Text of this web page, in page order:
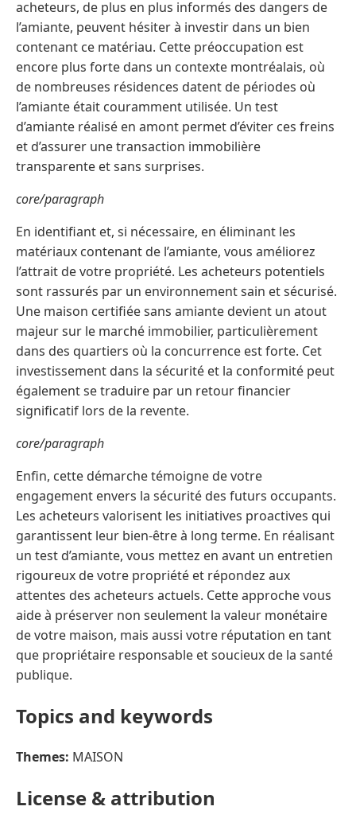
acheteurs, de plus en plus informés des dangers de
l’amiante, peuvent hésiter à investir dans un bien
contenant ce matériau. Cette préoccupation est
encore plus forte dans un contexte montréalais, où
de nombreuses résidences datent de périodes où
l’amiante était couramment utilisée. Un test
d’amiante réalisé en amont permet d’éviter ces freins
et d’assurer une transaction immobilière
transparente et sans surprises.
core/paragraph
En identifiant et, si nécessaire, en éliminant les
matériaux contenant de l’amiante, vous améliorez
l’attrait de votre propriété. Les acheteurs potentiels
sont rassurés par un environnement sain et sécurisé.
Une maison certifiée sans amiante devient un atout
majeur sur le marché immobilier, particulièrement
dans des quartiers où la concurrence est forte. Cet
investissement dans la sécurité et la conformité peut
également se traduire par un retour financier
significatif lors de la revente.
core/paragraph
Enfin, cette démarche témoigne de votre
engagement envers la sécurité des futurs occupants.
Les acheteurs valorisent les initiatives proactives qui
garantissent leur bien-être à long terme. En réalisant
un test d’amiante, vous mettez en avant un entretien
rigoureux de votre propriété et répondez aux
attentes des acheteurs actuels. Cette approche vous
aide à préserver non seulement la valeur monétaire
de votre maison, mais aussi votre réputation en tant
que propriétaire responsable et soucieux de la santé
publique.
Topics and keywords
Themes: MAISON
License & attribution